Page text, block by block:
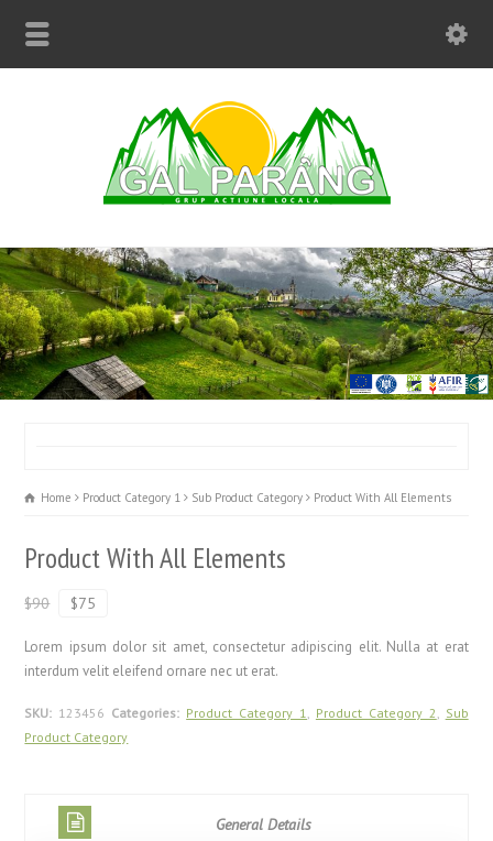
Home Product Category 1 Sub Product Category Product With All Elements
Product With All Elements
$90 $75
Lorem ipsum dolor sit amet, consectetur adipiscing elit. Nulla at erat
interdum velit eleifend ornare nec ut erat.
SKU: 123456 Categories: Product Category 1, Product Category 2 , Sub
Product Category
General Details